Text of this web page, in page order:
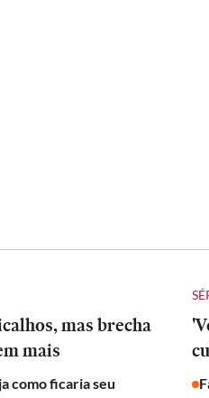
mas brecha
mais
como ficaria seu